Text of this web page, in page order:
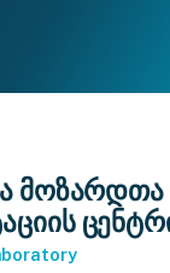
მოზარდთა